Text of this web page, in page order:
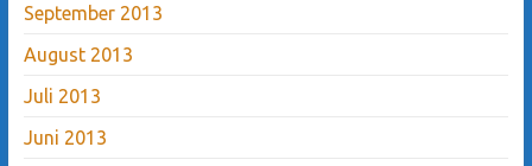
September 2013
August 2013
Juli 2013
Juni 2013